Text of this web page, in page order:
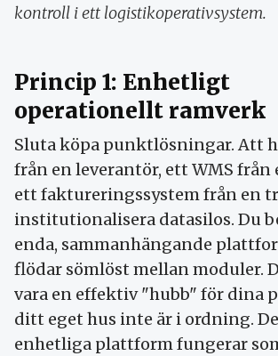
kontroll i ett logistikoperativsystem.
Princip 1: Enhetligt
operationellt ramverk
Sluta köpa punktlösningar. Att
från en leverantör, ett WMS från
ett faktureringssystem från en
institutionalisera datasilos. Du
enda, sammanhängande
flödar sömlöst mellan moduler.
vara en effektiv "hubb" för dina
ditt eget hus inte är i ordning.
enhetliga plattform fungerar